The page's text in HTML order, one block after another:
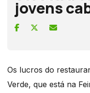
jovens
Os lucros do
Verde, que está na